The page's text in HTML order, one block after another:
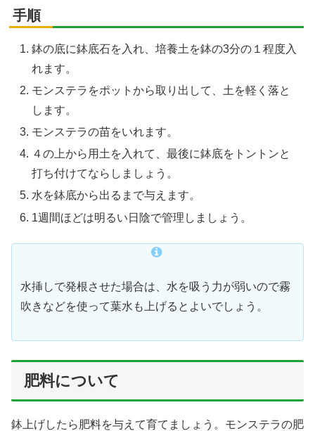
手順
鉢の底に鉢底石を入れ、培養土を鉢の3分の１程度入
れます。
モンステラをポットから取り出して、土を軽く落と
します。
モンステラの苗をいれます。
４の上から用土を入れて、最後に鉢底をトントンと
打ち付けてならしましょう。
水を鉢底から出るまで与えます。
1週間ほどは明るい日陰で管理しましょう。
水挿しで発根させた場合は、水を吸う力が弱いので霧
吹きなどを使って葉水も上げるとよいでしょう。
肥料について
鉢上げしたら肥料を与えて育てましょう。モンステラの肥